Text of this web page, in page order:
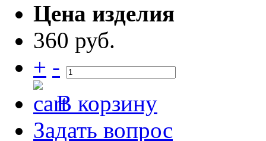
Цена изделия
360 руб.
+ -
В корзину
Задать вопрос